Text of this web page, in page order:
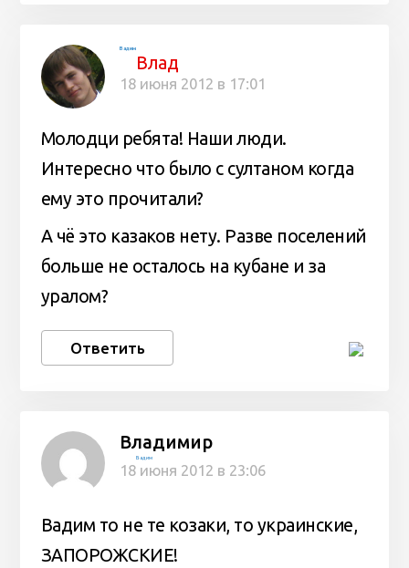
Вадим
Влад
18 июня 2012 в 17:01
Молодци ребята! Наши люди.
Интересно что было с султаном когда
ему это прочитали?
А чë это казаков нету. Разве поселений
больше не осталось на кубане и за
уралом?
Ответить
Владимир
Вадим
18 июня 2012 в 23:06
Вадим то не те козаки, то украинские,
ЗАПОРОЖСКИЕ!